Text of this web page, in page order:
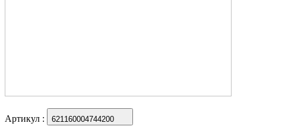
Артикул : 621160004744200